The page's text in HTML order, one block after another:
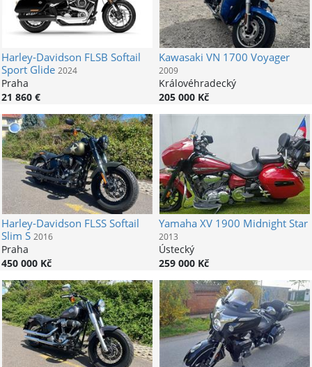
Harley-Davidson FLSB Softail
Sport Glide 2024
Praha
21 860 €
Kawasaki VN 1700 Voyager
2009
Královéhradecký
205 000 Kč
Harley-Davidson FLSS Softail
Slim S 2016
Praha
450 000 Kč
YamahaXV 1900 Midnight Star
2013
Ústecký
259 000 Kč